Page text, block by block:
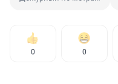
0 0